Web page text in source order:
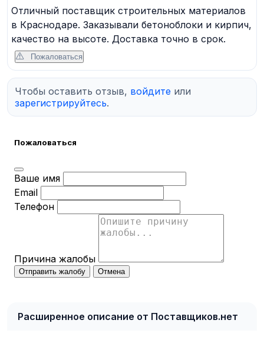
Отличный поставщик строительных материалов
в Краснодаре. Заказывали бетоноблоки и кирпич,
качество на высоте. Доставка точно в срок.
Пожаловаться
Чтобы оставить отзыв, войдите или
зарегистрируйтесь.
Пожаловаться
Ваше имя
Email
Телефон
Причина жалобы
Отправить жалобу Отмена
Расширенное описание от Поставщиков.нет